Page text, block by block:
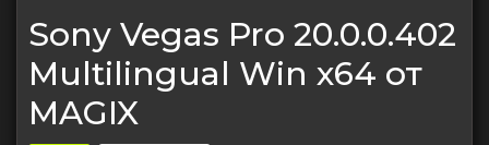
Sony Vegas Pro 20.0.0.402
Multilingual Win x64 от
MAGIX